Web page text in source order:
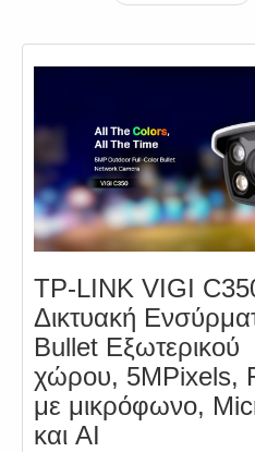
TP-LINK VIGI
Δικτυακή
Bullet Εξωτερικού
χώρου, 5MPixels,
με μικρόφωνο,
και AI